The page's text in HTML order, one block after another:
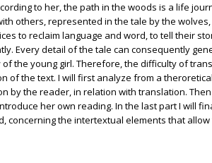
to her, the path in the woods is a life
others, represented in the tale by the
to reclaim language and word, to tell their
Every detail of the tale can consequently
of the young girl. Therefore, the difficulty of
of the text. I will first analyze from a
by the reader, in relation with translation.
her own reading. In the last part I will
concerning the intertextual elements that